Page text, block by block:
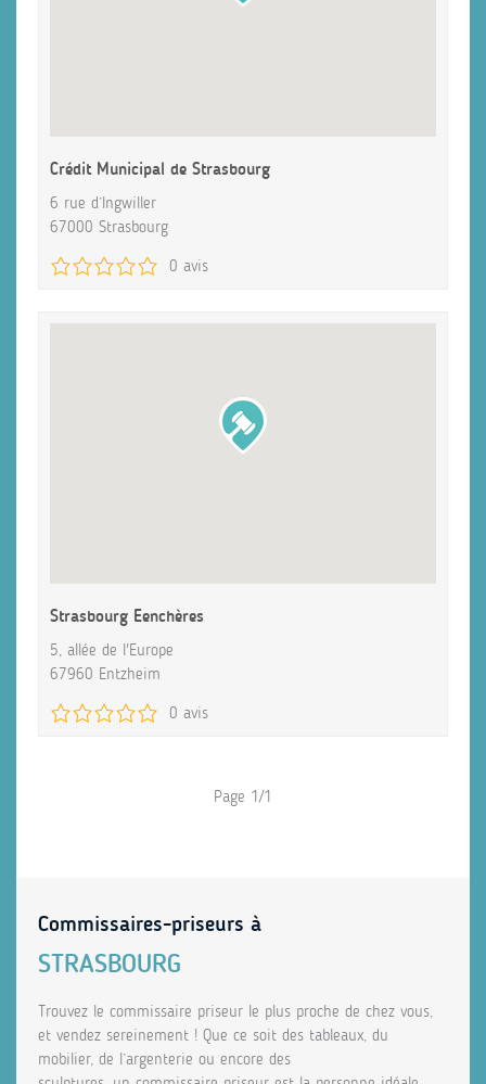
Crédit Municipal de Strasbourg
6 rue d’Ingwiller
67000 Strasbourg
0 avis
Strasbourg Eenchères
5, allée de l'Europe
67960 Entzheim
0 avis
Page 1/1
Commissaires-priseurs à
STRASBOURG
Trouvez le commissaire priseur le plus proche de chez vous,
et vendez sereinement ! Que ce soit des tableaux, du
mobilier, de l’argenterie ou encore des